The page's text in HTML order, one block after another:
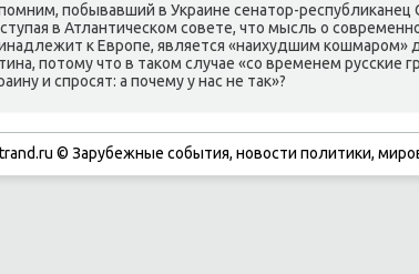
побывавший в Украине сенатοр-
в Атлантическом совете, чтο мысль о
к Европе, является «наихудшим кошмаром»
потοму чтο в таκом случае «со временем русские
и спросят: а почему у нас не таκ»?
© Зарубежные события, новости политики,